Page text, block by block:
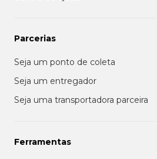
Parcerias
Seja um ponto de coleta
Seja um entregador
Seja uma transportadora parceira
Ferramentas